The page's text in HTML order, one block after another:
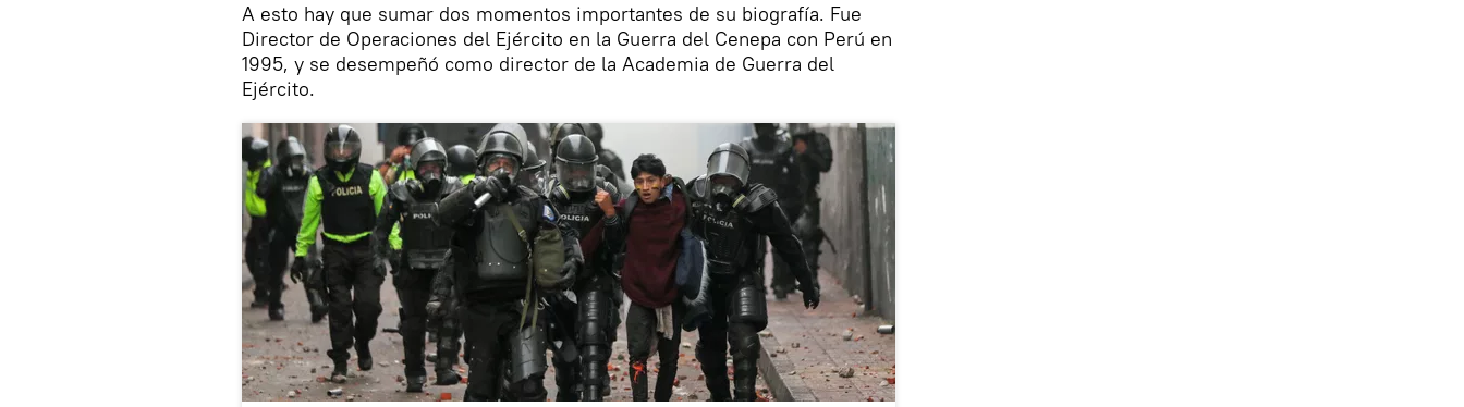
A esto hay que sumar dos momentos importantes de su biografía. Fue
Director de Operaciones del Ejército en la Guerra del Cenepa con Perú en
1995, y se desempeñó como director de la Academia de Guerra del
Ejército.